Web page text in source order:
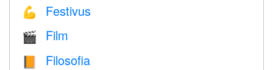
💪 Festivus
🎬 Film
📙 Filosofia